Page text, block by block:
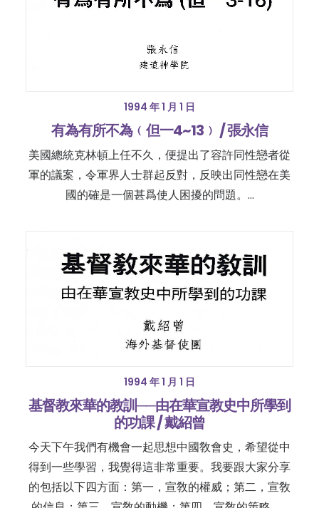
1994 年 1 月 1 日
有為有所不為﹙但一4~13﹚ / 張永信
美國總統克林頓上任不久，便提出了容許同性戀者從
軍的議案，令軍界人士群起反對，反映出同性戀在美
國的確是一個甚爲使人困擾的問題。…
1994 年 1 月 1 日
基督教來華的教訓──由在華宣教史中所學到
的功課 / 戴紹曾
今天下午我們有機會一起思想中國敎會史，希望從中
得到一些學習，我覺得這非常重要。我要跟大家分享
的包括以下四方面：第一，宣敎的權威；第二，宣敎